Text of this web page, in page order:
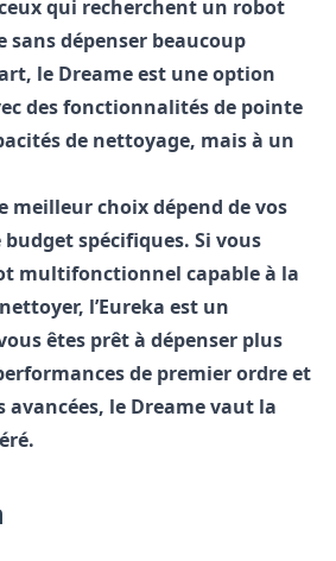
qui recherchent un robot
dépenser beaucoup
le Dreame est une option
des fonctionnalités de pointe
de nettoyage, mais à un
meilleur choix dépend de vos
spécifiques. Si vous
multifonctionnel capable à la
l’Eureka est un
êtes prêt à dépenser plus
de premier ordre et
le Dreame vaut la